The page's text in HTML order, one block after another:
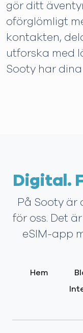
gör ditt
oförglömligt
kontakten,
utforska med
Sooty har
Digital.
På Sooty
för oss. Det
eSIM-app
Hem